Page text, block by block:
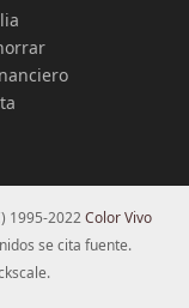
1995-2022Color Vivo
se cita fuente.